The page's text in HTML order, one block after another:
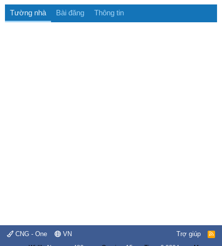
Tường nhà Bài đăng Thông tin
CNG - One VN Trợ giúp
R